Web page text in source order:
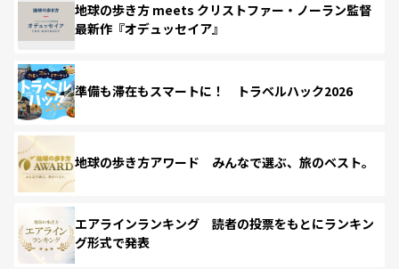
地球の歩き方 meets クリストファー・ノーラン監督
最新作『オデュッセイア』
準備も滞在もスマートに！ トラベルハック2026
地球の歩き方アワード みんなで選ぶ、旅のベスト。
エアラインランキング 読者の投票をもとにランキン
グ形式で発表